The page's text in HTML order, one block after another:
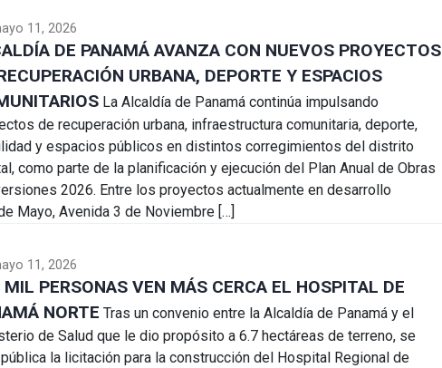
11, 2026
DE PANAMÁ AVANZA CON NUEVOS PROYECTOS
URBANA, DEPORTE Y ESPACIOS
La Alcaldía de Panamá continúa impulsando
de recuperación urbana, infraestructura comunitaria, deporte,
y espacios públicos en distintos corregimientos del distrito
como parte de la planificación y ejecución del Plan Anual de Obras
2026. Entre los proyectos actualmente en desarrollo
Mayo, Avenida 3 de Noviembre […]
11, 2026
PERSONAS VEN MÁS CERCA EL HOSPITAL DE
NORTE Tras un convenio entre la Alcaldía de Panamá y el
de Salud que le dio propósito a 6.7 hectáreas de terreno, se
la licitación para la construcción del Hospital Regional de